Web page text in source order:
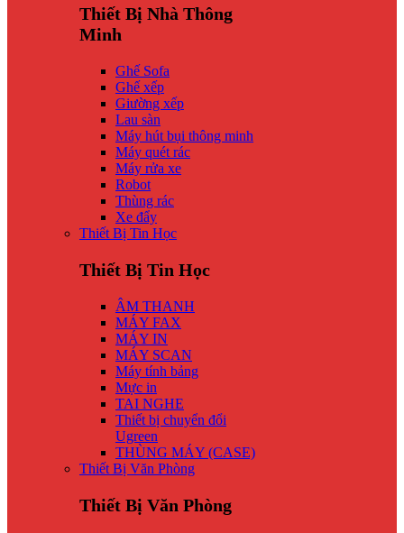
Thiết Bị Nhà Thông
Minh
Ghế Sofa
Ghế xếp
Giường xếp
Lau sàn
Máy hút bụi thông minh
Máy quét rác
Máy rửa xe
Robot
Thùng rác
Xe đẩy
Thiết Bị Tin Học
Thiết Bị Tin Học
ÂM THANH
MÁY FAX
MÁY IN
MÁY SCAN
Máy tính bảng
Mực in
TAI NGHE
Thiết bị chuyển đổi
Ugreen
THÙNG MÁY (CASE)
Thiết Bị Văn Phòng
Thiết Bị Văn Phòng